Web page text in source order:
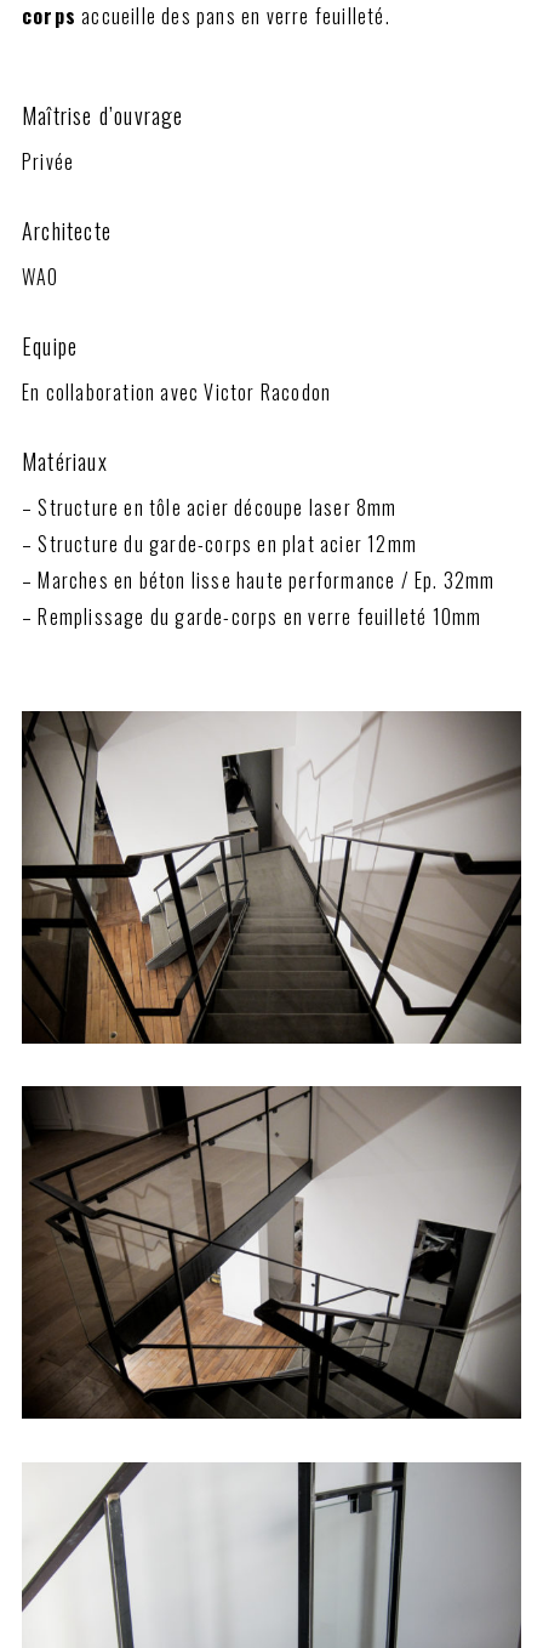
corps accueille des pans en verre feuilleté.
Maîtrise d’ouvrage
Privée
Architecte
WAO
Equipe
En collaboration avec Victor Racodon
Matériaux
– Structure en tôle acier découpe laser 8mm
– Structure du garde-corps en plat acier 12mm
– Marches en béton lisse haute performance / Ep. 32mm
– Remplissage du garde-corps en verre feuilleté 10mm